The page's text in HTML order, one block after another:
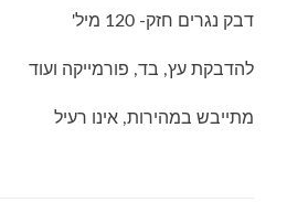
דבק נגרים חזק- 120 מיל'
להדבקת עץ, בד, פורמייקה ועוד
מתייבש במהירות, אינו רעיל